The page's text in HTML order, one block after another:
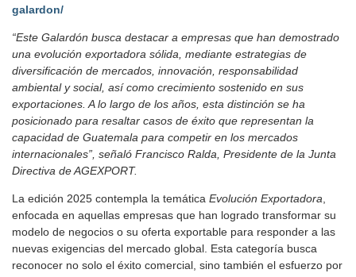
galardon/
“Este Galardón busca destacar a empresas que han demostrado
una evolución exportadora sólida, mediante estrategias de
diversificación de mercados, innovación, responsabilidad
ambiental y social, así como crecimiento sostenido en sus
exportaciones. A lo largo de los años, esta distinción se ha
posicionado para resaltar casos de éxito que representan la
capacidad de Guatemala para competir en los mercados
internacionales”, señaló Francisco Ralda, Presidente de la Junta
Directiva de AGEXPORT.
La edición 2025 contempla la temática Evolución Exportadora
enfocada en aquellas empresas que han logrado transformar su
modelo de negocios o su oferta exportable para responder a las
nuevas exigencias del mercado global. Esta categoría busca
reconocer no solo el éxito comercial, sino también el esfuerzo por